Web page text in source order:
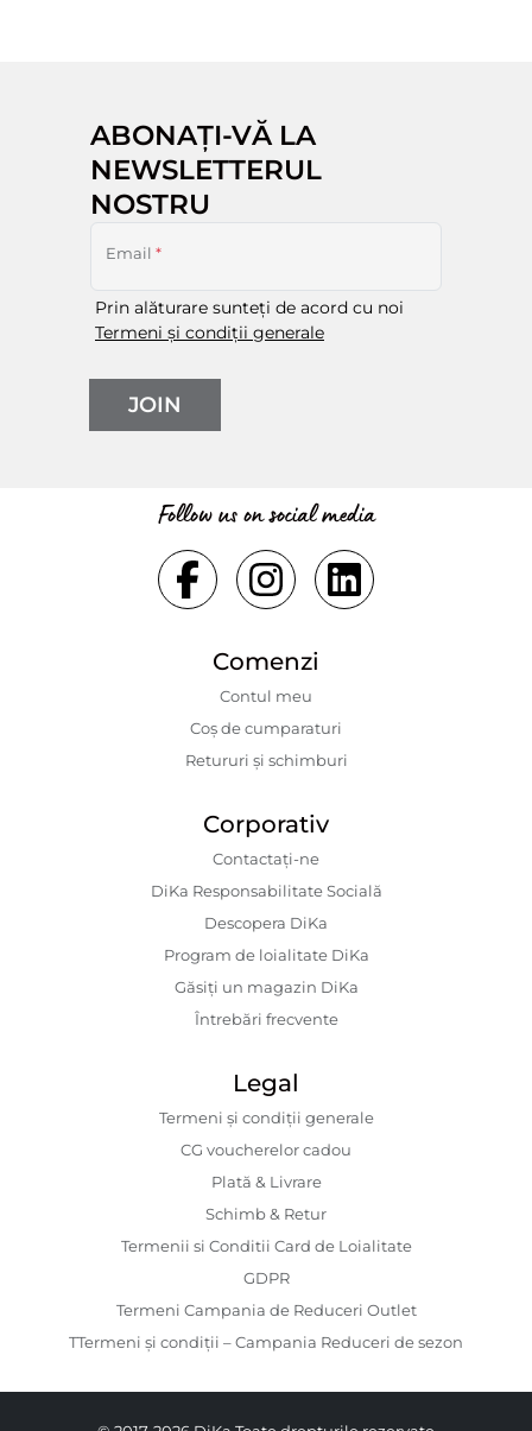
ABONAȚI-VĂ LA
NEWSLETTERUL
NOSTRU
Email *
Prin alăturare sunteți de acord cu noi
Termeni și condiții generale
JOIN
Follow us on social media
Comenzi
Contul meu
Coș de cumparaturi
Retururi și schimburi
Corporativ
Contactaţi-ne
DiKa Responsabilitate Socială
Descopera DiKa
Program de loialitate DiKa
Găsiți un magazin DiKa
Întrebări frecvente
Legal
Termeni și condiții generale
CG voucherelor cadou
Plată & Livrare
Schimb & Retur
Termenii si Conditii Card de Loialitate
GDPR
Termeni Campania de Reduceri Outlet
TTermeni și condiții – Campania Reduceri de sezon